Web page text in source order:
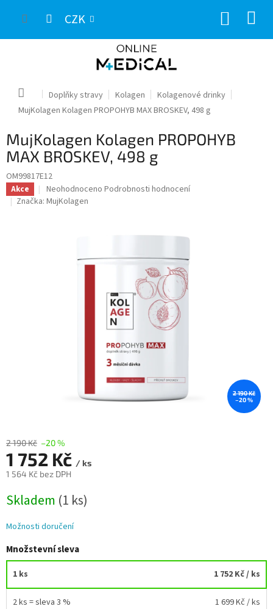
CZK
Domů Doplňky stravy Kolagen
Kolagenové drinky
MujKolagen Kolagen PROPOHYB MAX BROSKEV, 498 g
MujKolagen Kolagen PROPOHYB
MAX BROSKEV, 498 g
OM99817E12
Akce
Průměrné
hodnocení
hvězdiček.
Neohodnoceno Podrobnosti hodnocení
Značka: MujKolagen
2 190 Kč
–20 %
2 190 Kč –20 %
1 752 Kč / ks
1 564 Kč bez DPH
cena:
Skladem (1 ks)
Možnosti doručení
Množstevní sleva
1 ks 1 752 Kč/ ks
2 ks = sleva 3 % 1 699 Kč / ks